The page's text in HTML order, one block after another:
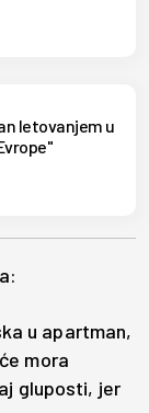
letovanjem u
u apartman,
mora
gluposti, jer